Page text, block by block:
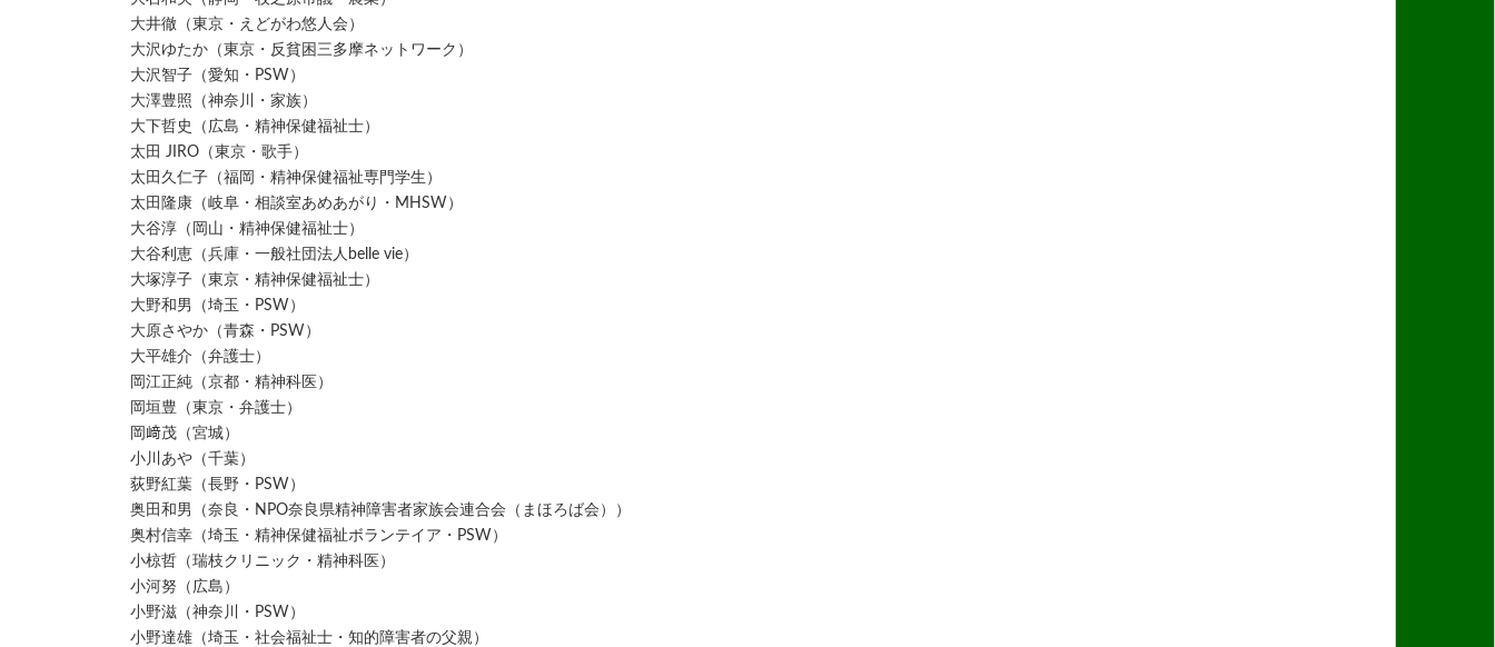
大井徹（東京・えどがわ悠人会）
大沢ゆたか（東京・反貧困三多摩ネットワーク）
大沢智子（愛知・PSW）
大澤豊照（神奈川・家族）
大下哲史（広島・精神保健福祉士）
太田 JIRO（東京・歌手）
太田久仁子（福岡・精神保健福祉専門学生）
太田隆康（岐阜・相談室あめあがり・MHSW）
大谷淳（岡山・精神保健福祉士）
大谷利恵（兵庫・一般社団法人belle vie）
大塚淳子（東京・精神保健福祉士）
大野和男（埼玉・PSW）
大原さやか（青森・PSW）
大平雄介（弁護士）
岡江正純（京都・精神科医）
岡垣豊（東京・弁護士）
岡﨑茂（宮城）
小川あや（千葉）
荻野紅葉（長野・PSW）
奥田和男（奈良・NPO奈良県精神障害者家族会連合会（まほろば会））
奥村信幸（埼玉・精神保健福祉ボランテイア・PSW）
小椋哲（瑞枝クリニック・精神科医）
小河努（広島）
小野滋（神奈川・PSW）
小野達雄（埼玉・社会福祉士・知的障害者の父親）